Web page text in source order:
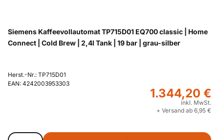
Siemens Kaffeevollautomat TP715D01 EQ700 classic | Home
Connect | Cold Brew | 2,4l Tank | 19 bar | grau-silber
Herst.-Nr.: TP715D01
EAN: 4242003953303
1.344,20 €
inkl. MwSt.
+ Versand ab 6,95 €